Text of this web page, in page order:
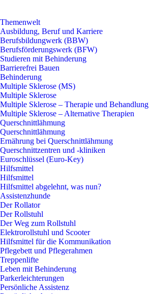
Themenwelt
Ausbildung, Beruf und Karriere
Berufsbildungwerk (BBW)
Berufsförderungswerk (BFW)
Studieren mit Behinderung
Barrierefrei Bauen
Behinderung
Multiple Sklerose (MS)
Multiple Sklerose
Multiple Sklerose – Therapie und Behandlung
Multiple Sklerose – Alternative Therapien
Querschnittlähmung
Querschnittlähmung
Ernährung bei Querschnittlähmung
Querschnittzentren und -kliniken
Euroschlüssel (Euro-Key)
Hilfsmittel
Hilfsmittel
Hilfsmittel abgelehnt, was nun?
Assistenzhunde
Der Rollator
Der Rollstuhl
Der Weg zum Rollstuhl
Elektrorollstuhl und Scooter
Hilfsmittel für die Kommunikation
Pflegebett und Pflegerahmen
Treppenlifte
Leben mit Behinderung
Parkerleichterungen
Persönliche Assistenz